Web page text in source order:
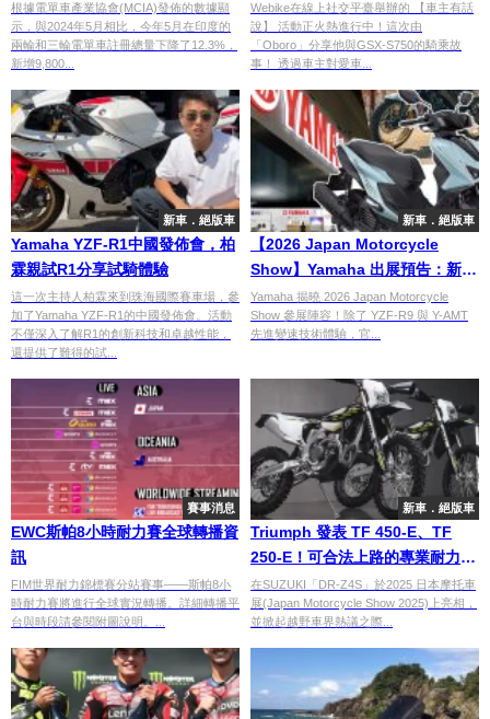
根據電單車產業協會(MCIA)發佈的數據顯
示，與2024年5月相比，今年5月在印度的
兩輪和三輪電單車註冊總量下降了12.3%，
新增9,800...
Webike在線上社交平臺舉辦的 【車主有話
說】 活動正火熱進行中！這次由
「Oboro」分享他與GSX-S750的騎乘故
事！ 透過車主對愛車...
新車．絕版車
Yamaha YZF-R1中國發佈會，柏
霖親試R1分享試騎體驗
這一次主持人柏霖來到珠海國際賽車場，參
加了Yamaha YZF-R1的中國發佈會。活動
不僅深入了解R1的創新科技和卓越性能，
還提供了難得的試...
新車．絕版車
【2026 Japan Motorcycle
Show】Yamaha 出展預告：新型
XSR125、勁戰 Cygnus-X 剪影
現身！Y-AMT 技術同步登場
Yamaha 揭曉 2026 Japan Motorcycle
Show 參展陣容！除了 YZF-R9 與 Y-AMT
先進變速技術體驗，官...
賽事消息
EWC斯帕8小時耐力賽全球轉播資
訊
FIM世界耐力錦標賽分站賽事——斯帕8小
時耐力賽將進行全球實況轉播。詳細轉播平
台與時段請參閱附圖說明。...
新車．絕版車
Triumph 發表 TF 450-E、TF
250-E！可合法上路的專業耐力賽
車登場
在SUZUKI「DR-Z4S」於2025 日本摩托車
展(Japan Motorcycle Show 2025)上亮相，
並掀起越野車界熱議之際...